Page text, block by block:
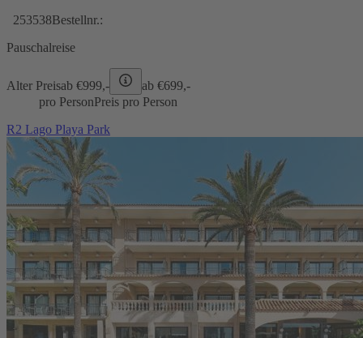
253538Bestellnr.:
Pauschalreise
Alter Preisab €999,- ab €699,-
pro PersonPreis pro Person
R2 Lago Playa Park